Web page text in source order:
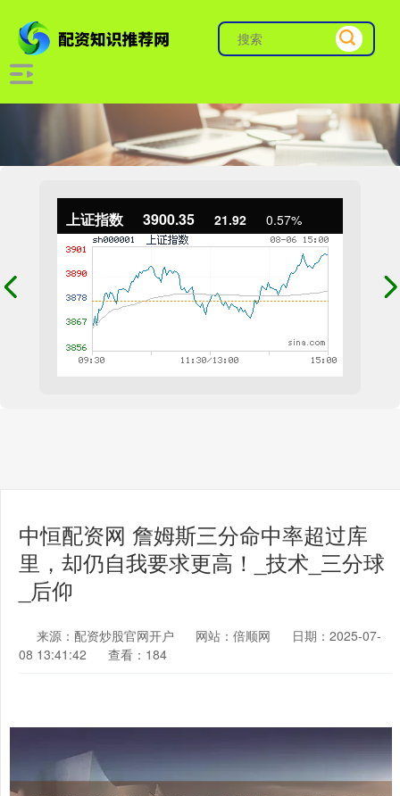
上证指数 3900.35 21.92 0.57%
中恒配资网 詹姆斯三分命中率超过库
里，却仍自我要求更高！_技术_三分球
_后仰
来源：配资炒股官网开户 网站：倍顺网
日期：2025-07-
08 13:41:42
查看：184